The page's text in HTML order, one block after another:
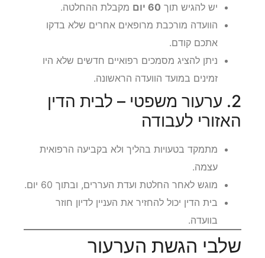
יש להגיש תוך 60 יום
מקבלת ההחלטה.
הוועדה מורכבת מרופאים אחרים שלא בדקו
אתכם קודם.
ניתן להציג מסמכים רפואיים חדשים שלא היו
זמינים במועד הוועדה הראשונה.
2. ערעור משפטי – לבית הדין
האזורי לעבודה
מתמקד בטעויות בהליך ולא בקביעה הרפואית
עצמה.
מוגש לאחר החלטת ועדת העררים, ובתוך 60 יום.
בית הדין יכול להחזיר את העניין לדיון חוזר
בוועדה.
שלבי הגשת הערעור